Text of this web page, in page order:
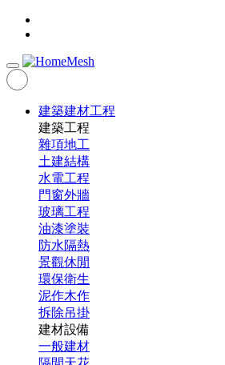
建築建材工程
建築工程
雜項地工
土建結構
水電工程
門窗外牆
玻璃工程
油漆塗裝
防水隔熱
景觀休閒
環保衛生
泥作木作
拆除吊掛
建材設備
一般建材